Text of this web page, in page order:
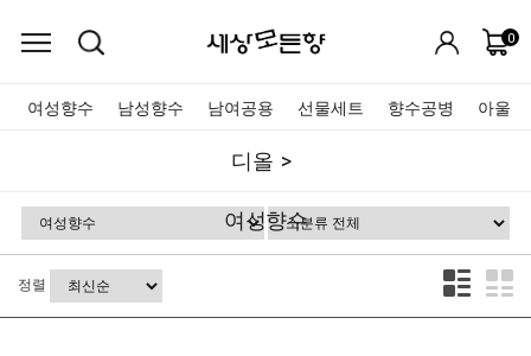
0
여성향수 남성향수 남여공용 선물세트 향수공병 아울렛
디올
여성향수
정렬